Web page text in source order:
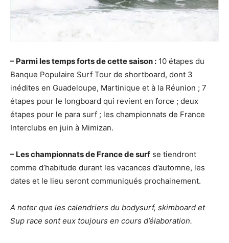
– Parmi les temps forts de cette saison : 10 étapes du
Banque Populaire Surf Tour de shortboard, dont 3
inédites en Guadeloupe, Martinique et à la Réunion ; 7
étapes pour le longboard qui revient en force ; deux
étapes pour le para surf ; les championnats de France
Interclubs en juin à Mimizan.
– Les championnats de France de surf se tiendront
comme d’habitude durant les vacances d’automne, les
dates et le lieu seront communiqués prochainement.
A noter que les calendriers du bodysurf, skimboard et
Sup race sont eux toujours en cours d’élaboration.